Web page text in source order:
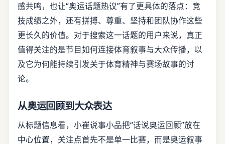
感共鸣，也让“奥运话题热议”有了更具体的落点：竞
技成绩之外，还有拼搏、尊重、坚持和团队协作这些
更长久的价值。对于搜索这一话题的用户来说，真正
值得关注的是节目如何连接体育叙事与大众传播，以
及它为何能持续引发关于体育精神与赛场故事的讨
论。
从奥运回顾到大众表达
从标题信息看，小崔说事小品把“话说奥运回顾”放在
中心位置，关注点首先不是单一比赛，而是奥运叙事